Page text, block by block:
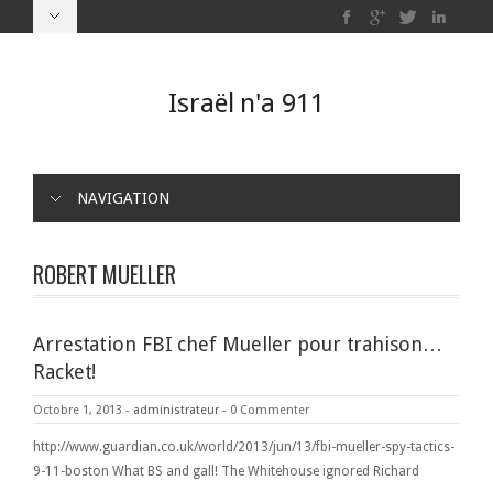
Israël n'a 911
NAVIGATION
ROBERT MUELLER
Arrestation FBI chef Mueller pour trahison…
Racket!
Octobre 1, 2013 - administrateur - 0 Commenter
http://www.guardian.co.uk/world/2013/jun/13/fbi-mueller-spy-tactics-
9-11-boston What BS and gall! The Whitehouse ignored Richard